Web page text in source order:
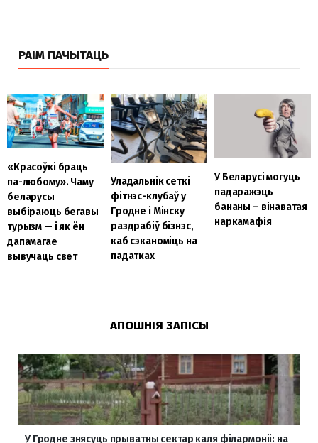
РАІМ ПАЧЫТАЦЬ
«Красоўкі браць
па-любому». Чаму
беларусы
выбіраюць бегавы
турызм — і як ён
дапамагае
вывучаць свет
Уладальнік сеткі
фітнэс-клубаў у
Гродне і Мінску
раздрабіў бізнэс,
каб сэканоміць на
падатках
У Беларусі могуць
падаражэць
бананы – вінаватая
наркамафія
АПОШНІЯ ЗАПІСЫ
У Гродне знясуць прыватны сектар каля філармоніі: на